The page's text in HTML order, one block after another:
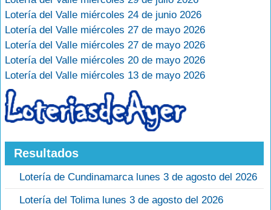
Lotería del Valle miércoles 24 de junio 2026
Lotería del Valle miércoles 27 de mayo 2026
Lotería del Valle miércoles 27 de mayo 2026
Lotería del Valle miércoles 20 de mayo 2026
Lotería del Valle miércoles 13 de mayo 2026
Resultados
Lotería de Cundinamarca lunes 3 de agosto del 2026
Lotería del Tolima lunes 3 de agosto del 2026